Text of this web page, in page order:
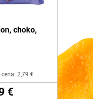
choko,
€
cena: 2,79 €